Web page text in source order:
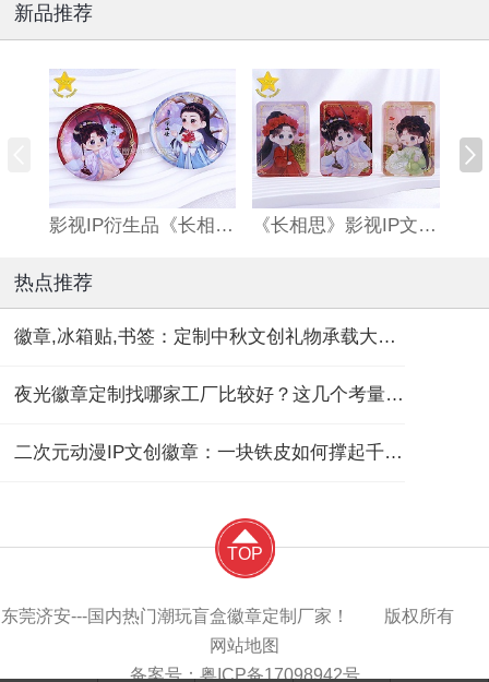
新品推荐
影视IP衍生品《长相思》双闪吧唧 《长相思》影视IP文创亚克力流沙麻将
热点推荐
徽章,冰箱贴,书签：定制中秋文创礼物承载大团圆！
夜光徽章定制找哪家工厂比较好？这几个考量维度要记住！
二次元动漫IP文创徽章：一块铁皮如何撑起千亿“谷子经济”？
TOP
东莞济安---国内热门潮玩盲盒徽章定制厂家！ 版权所有
网站地图
备案号：粤ICP备17098942号